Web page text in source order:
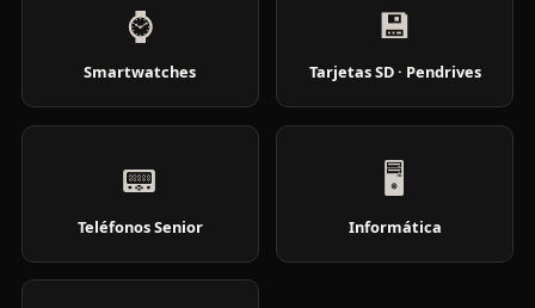
⌚
Smartwatches
💾
Tarjetas SD · Pendrives
📟
Teléfonos Senior
🖥️
Informática